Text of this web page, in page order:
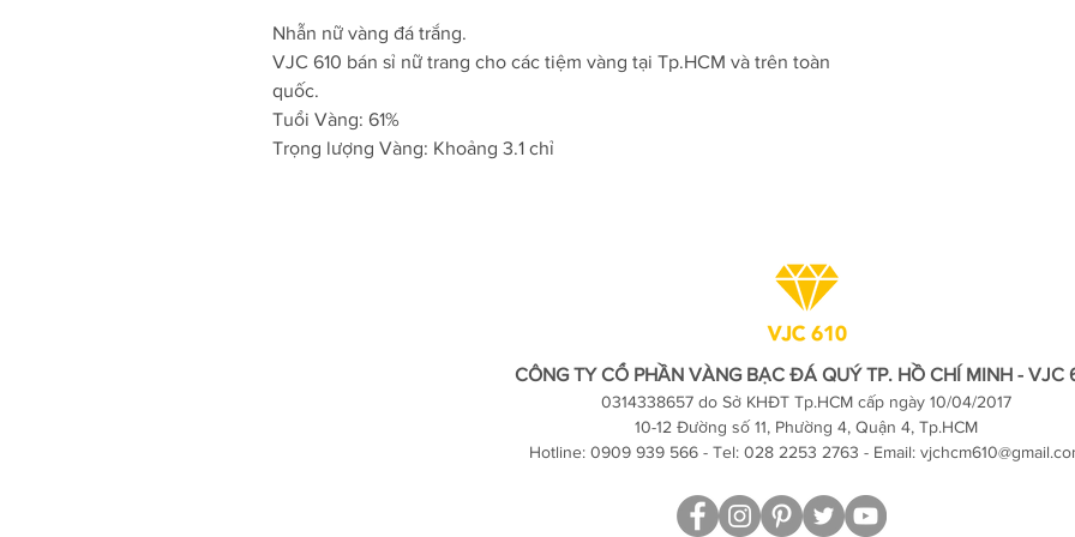
Nhẫn nữ vàng đá trắng.
VJC 610 bán sỉ nữ trang cho các tiệm vàng tại Tp.HCM và trên toàn
quốc.
Tuổi Vàng: 61%
Trọng lượng Vàng: Khoảng 3.1 chỉ
CÔNG TY CỔ PHẦN VÀNG BẠC ĐÁ QUÝ TP. HỒ CHÍ MINH - VJC
0314338657 do Sở KHĐT Tp.HCM cấp ngày 10/04/2017
10-12 Đường số 11, Phường 4, Quận 4, Tp.HCM
Hotline: 0909 939 566 - Tel: 028 2253 2763 - Email: